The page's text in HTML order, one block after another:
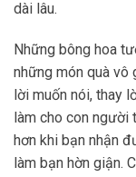
dài lâu.
Những bông hoa
những món quà vô
lời muốn nói, thay
làm cho con người
hơn khi bạn nhận
làm bạn hờn giận.